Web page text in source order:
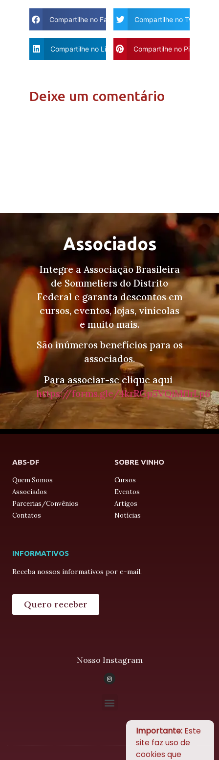
Compartilhe no Facebook Compartilhe no Twitter
Compartilhe no Linkdin Compartilhe no Pinterest
Deixe um comentário
Associados
Integre a Associação Brasileira
de Sommeliers do Distrito
Federal e garanta descontos em
cursos, eventos, lojas, vinícolas
e muito mais.
São inúmeros benefícios para os
associados.
Para associar-se clique aqui
https://forms.gle/4krRGp5VQiMf1rLp6
ABS-DF
Quem Somos
Associados
Parcerias/Convênios
Contatos
SOBRE VINHO
Cursos
Eventos
Artigos
Notícias
INFORMATIVOS
Receba nossos informativos por e-mail.
Quero receber
Nosso Instagram
Importante: Este
site faz uso de
cookies que